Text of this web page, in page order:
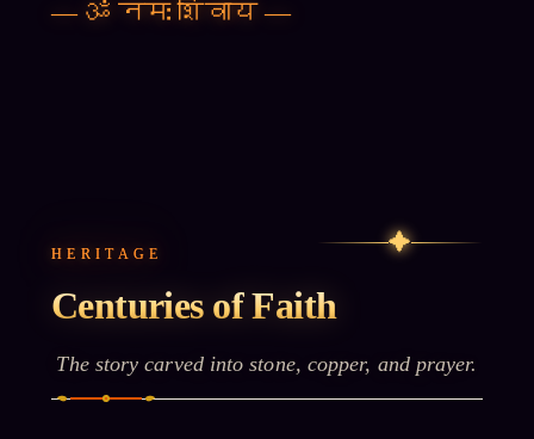
— ॐ नमः शिवाय—
HERITAGE ✦
Centuries of Faith
The story carved into stone, copper, and prayer.